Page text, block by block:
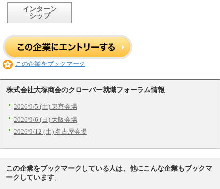
インターン
シップ
この企業をブックマーク
株式会社大塚商会のクローバー就職フォーラム情報
2026/9/5 (土) 東京会場
2026/9/6 (日) 大阪会場
2026/9/12 (土) 名古屋会場
この企業をブックマークしている人は、他にこんな企業もブックマ
ークしています。